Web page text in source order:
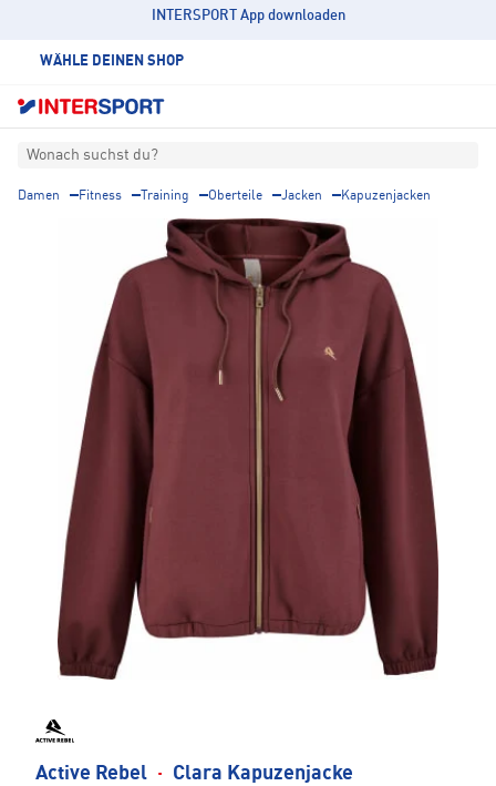
INTERSPORT App downloaden
WÄHLE DEINEN SHOP
Wonach suchst du?
Damen Fitness Training Oberteile Jacken Kapuzenjacken
Active Rebel · Clara Kapuzenjacke